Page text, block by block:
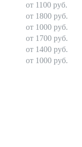
от 1100 руб.
от 1800 руб.
от 1000 руб.
от 1700 руб.
от 1400 руб.
от 1000 руб.